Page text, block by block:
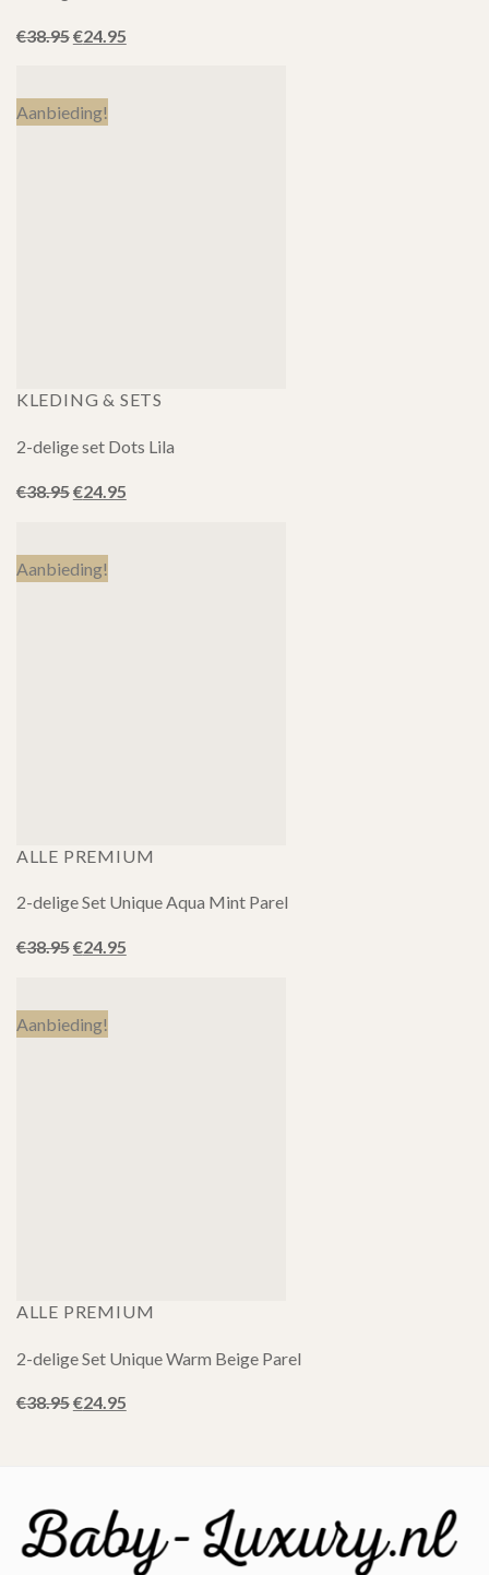
€38.95Oorspronkelijke
prijs
€24.95Huidige
prijs
Aanbieding!
KLEDING & SETS
2-delige set Dots Lila
€38.95Oorspronkelijke
prijs
€24.95Huidige
prijs
Aanbieding!
ALLE PREMIUM
2-delige Set Unique Aqua Mint Parel
€38.95Oorspronkelijke
prijs
€24.95Huidige
prijs
Aanbieding!
ALLE PREMIUM
2-delige Set Unique Warm Beige Parel
€38.95Oorspronkelijke
€24.95Huidige